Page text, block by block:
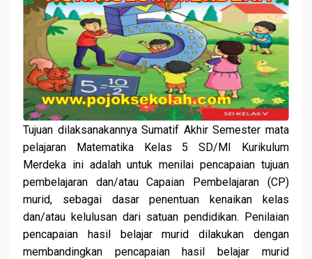
Tujuan dilaksanakannya Sumatif Akhir Semester mata
pelajaran Matematika Kelas 5 SD/MI Kurikulum
Merdeka ini adalah untuk menilai pencapaian tujuan
pembelajaran dan/atau Capaian Pembelajaran (CP)
murid, sebagai dasar penentuan kenaikan kelas
dan/atau kelulusan dari satuan pendidikan. Penilaian
pencapaian hasil belajar murid dilakukan dengan
membandingkan pencapaian hasil belajar murid